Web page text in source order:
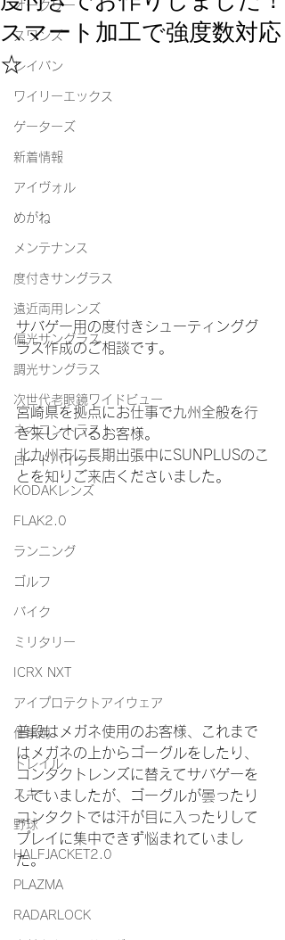
オークリー
スワンズ
レイバン
ワイリーエックス
ゲーターズ
新着情報
アイヴォル
めがね
メンテナンス
度付きサングラス
遠近両用レンズ
偏光サングラス
調光サングラス
次世代老眼鏡ワイドビュー
ネオコントラスト
ロードバイク
KODAKレンズ
FLAK2.0
ランニング
ゴルフ
バイク
ミリタリー
ICRX NXT
アイプロテクトアイウェア
仕事用
トレイル
スキー
野球
HALFJACKET2.0
PLAZMA
RADARLOCK
スマート加工で強度数対応
☆
サバゲー用の度付きシューティンググ
ラス作成のご相談です。
宮崎県を拠点にお仕事で九州全般を行
き来しているお客様。
北九州市に長期出張中にSUNPLUSのこ
とを知りご来店くださいました。
普段はメガネ使用のお客様、これまで
はメガネの上からゴーグルをしたり、
コンタクトレンズに替えてサバゲーを
していましたが、ゴーグルが曇ったり
コンタクトでは汗が目に入ったりして
プレイに集中できず悩まれていまし
た。